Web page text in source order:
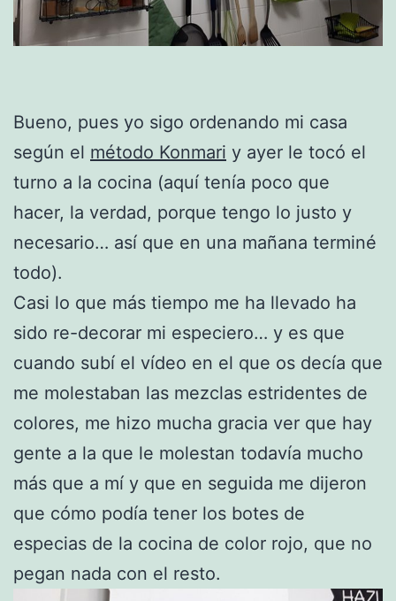
Bueno, pues yo sigo ordenando mi casa
según el método Konmari y ayer le tocó el
turno a la cocina (aquí tenía poco que
hacer, la verdad, porque tengo lo justo y
necesario… así que en una mañana terminé
todo).
Casi lo que más tiempo me ha llevado ha
sido re-decorar mi especiero… y es que
cuando subí el vídeo en el que os decía que
me molestaban las mezclas estridentes de
colores, me hizo mucha gracia ver que hay
gente a la que le molestan todavía mucho
más que a mí y que en seguida me dijeron
que cómo podía tener los botes de
especias de la cocina de color rojo, que no
pegan nada con el resto.